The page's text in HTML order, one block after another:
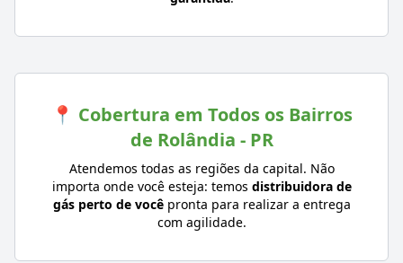
📍 Cobertura em Todos os Bairros
de Rolândia - PR
Atendemos todas as regiões da capital. Não
importa onde você esteja: temos distribuidora de
gás perto de vocêpronta para realizar a entrega
com agilidade.